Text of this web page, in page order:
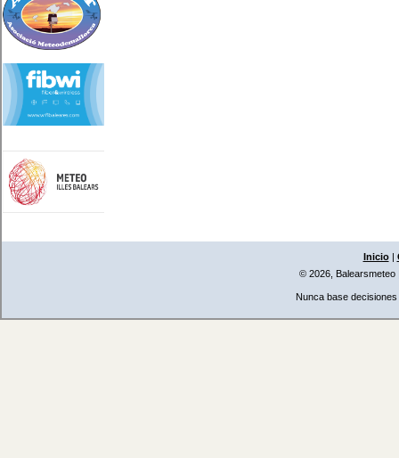
Inicio|
© 2026, Balearsmeteo
Nunca base